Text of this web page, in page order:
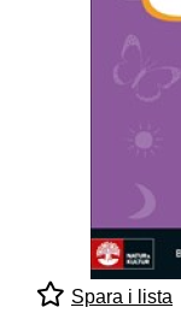
Spara i lista